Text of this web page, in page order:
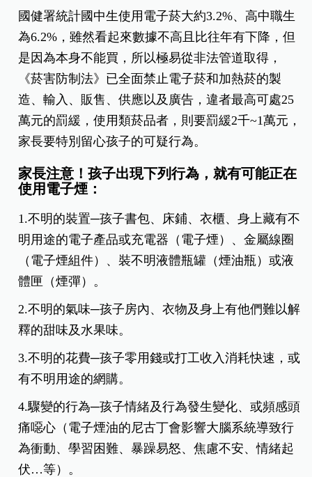
國健署統計國中生使用電子菸大約3.2%、高中職生
為6.2%，雖然看起來數據不高且比往年有下降，但
是因為本身不能買，所以極易從非法管道取得，
《菸害防制法》已全面禁止電子菸和加熱菸的製
造、輸入、販售、供應以及廣告，違者最高可處25
萬元的罰緩，使用類菸品者，則要罰緩2千~1萬元，
家長要特別留心孩子的可疑行為。
家長注意！孩子出現下列行為，就有可能正在
使用電子煙：
1.不明的裝置─孩子書包、床鋪、衣櫃、身上藏有不
明用途的電子產品或充電器（電子煙）、金屬線圈
（電子煙組件）、裝不明液體瓶罐（煙油瓶）或液
體匣（煙彈）。
2.不明的氣味─孩子房內、衣物及身上有他們難以解
釋的甜味及水果味。
3.不明的花費─孩子零用錢或打工收入消耗快速，或
有不明用途的網購。
4.驟變的行為─孩子情緒及行為發生變化、或頻感頭
痛噁心（電子煙油的尼古丁會影響大腦系統導致行
為衝動、學習困難、暴躁易怒、焦慮不安、情緒起
伏…等）。